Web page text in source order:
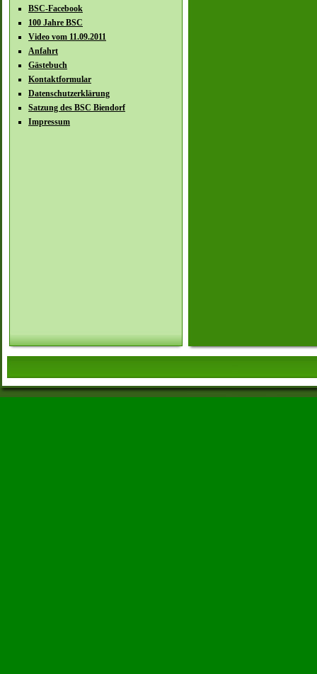
BSC-Facebook
100 Jahre BSC
Video vom 11.09.2011
Anfahrt
Gästebuch
Kontaktformular
Datenschutzerklärung
Satzung des BSC Biendorf
Impressum